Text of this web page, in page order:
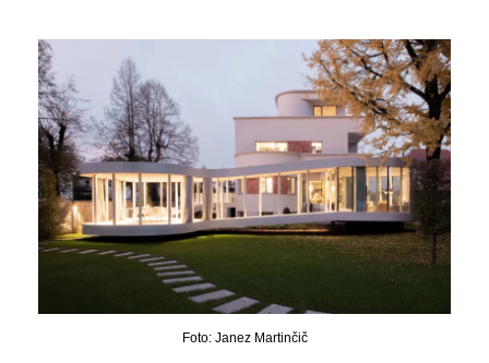
Foto: Janez Martinčič